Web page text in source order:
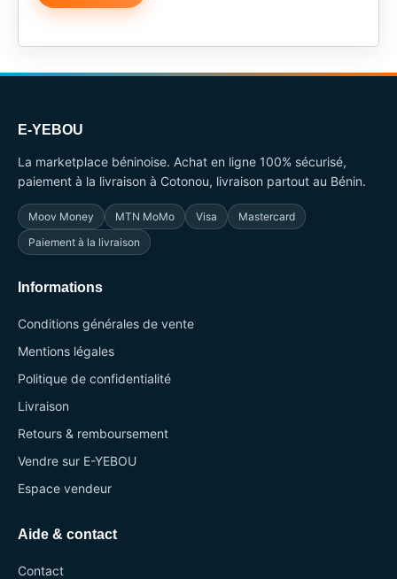
E-YEBOU
La marketplace béninoise. Achat en ligne 100% sécurisé,
paiement à la livraison à Cotonou, livraison partout au Bénin.
Moov Money MTN MoMo Visa
Mastercard
Paiement à la livraison
Informations
Conditions générales de vente
Mentions légales
Politique de confidentialité
Livraison
Retours & remboursement
Vendre sur E-YEBOU
Espace vendeur
Aide & contact
Contact